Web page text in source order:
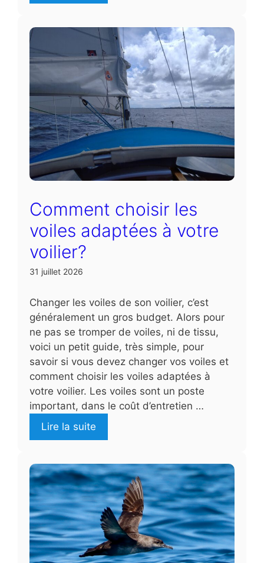
Comment choisir les
voiles adaptées à votre
voilier?
31 juillet 2026
Changer les voiles de son voilier, c’est
généralement un gros budget. Alors pour
ne pas se tromper de voiles, ni de tissu,
voici un petit guide, très simple, pour
savoir si vous devez changer vos voiles et
comment choisir les voiles adaptées à
votre voilier. Les voiles sont un poste
important, dans le coût d’entretien …
Lire la suite